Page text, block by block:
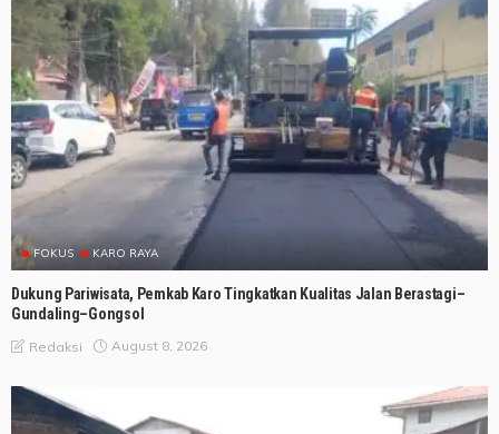
FOKUS KARO RAYA
Dukung Pariwisata, Pemkab Karo Tingkatkan Kualitas Jalan Berastagi–
Gundaling–Gongsol
Redaksi August 8, 2026